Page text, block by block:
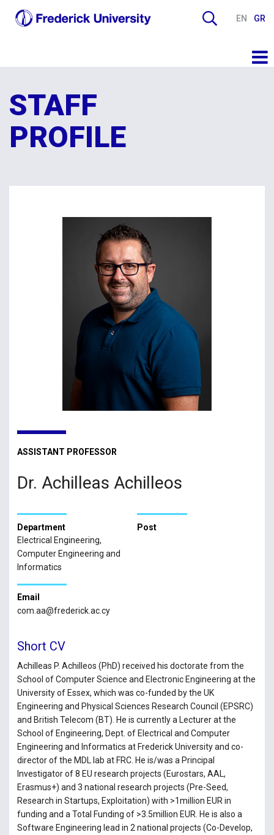
EN GR
STAFF
PROFILE
ASSISTANT PROFESSOR
Dr. Achilleas Achilleos
Department
Electrical Engineering,
Computer Engineering and
Informatics
Post
Email
com.aa@frederick.ac.cy
Short CV
Achilleas P. Achilleos (PhD) received his doctorate from the
School of Computer Science and Electronic Engineering at the
University of Essex, which was co-funded by the UK
Engineering and Physical Sciences Research Council (EPSRC)
and British Telecom (BT). He is currently a Lecturer at the
School of Engineering, Dept. of Electrical and Computer
Engineering and Informatics at Frederick University and co-
director of the MDL lab at FRC. He is/was a Principal
Investigator of 8 EU research projects (Eurostars, AAL,
Erasmus+) and 3 national research projects (Pre-Seed,
Research in Startups, Exploitation) with >1million EUR in
funding and a Total Funding of >3.5million EUR. He is also a
Software Engineering lead in 2 national projects (Co-Develop,